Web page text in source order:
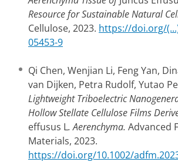
Resource for Sustainable Natural
Cellulose, 2023. https://doi.org/
05453-9
Qi Chen, Wenjian Li, Feng Yan,
van Dijken, Petra Rudolf, Yutao
Lightweight Triboelectric
Hollow Stellate Cellulose Films
effusus L. Aerenchyma. Advanced
Materials, 2023.
https://doi.org/10.1002/